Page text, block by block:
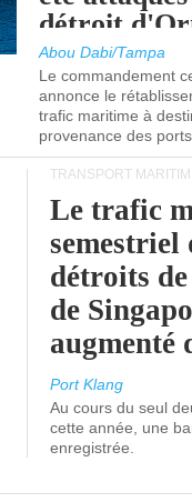
détroit
Abou Dabi/Tampa
Le commandement
annonce le
trafic maritime à
provenance des
TRANSPORT
Le trafic
semestriel
détroits
de
augmenté
Port Klang
Au cours du seul
cette année, une
enregistrée.